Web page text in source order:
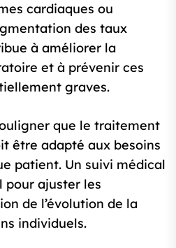
cardiaques ou
des taux
à améliorer la
et à prévenir ces
graves.
que le traitement
être adapté aux besoins
patient. Un suivi médical
pour ajuster les
de l’évolution de la
individuels.